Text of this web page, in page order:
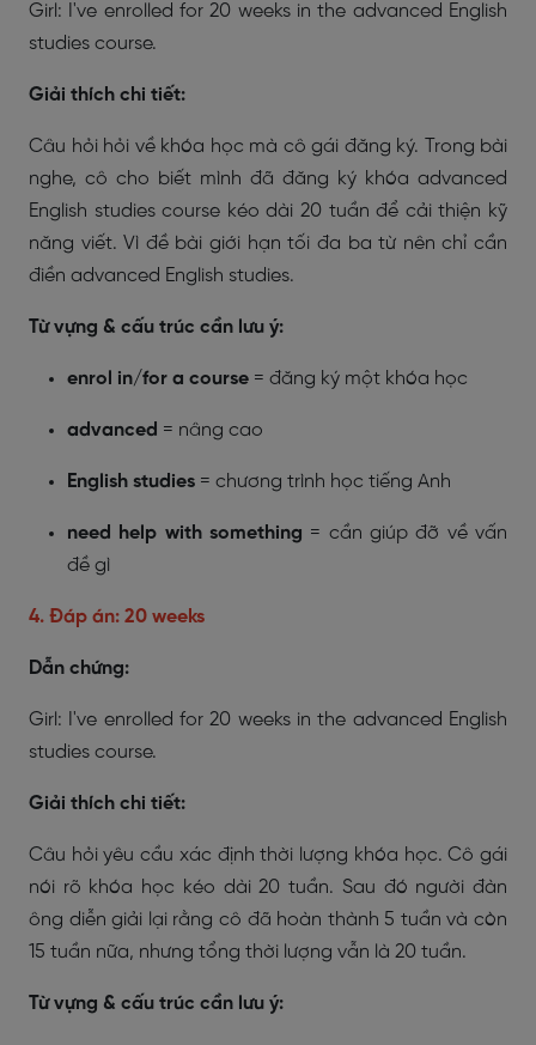
Girl: I've enrolled for 20 weeks in the advanced English
studies course.
Giải thích chi tiết:
Câu hỏi hỏi về khóa học mà cô gái đăng ký. Trong bài
nghe, cô cho biết mình đã đăng ký khóa advanced
English studies course kéo dài 20 tuần để cải thiện kỹ
năng viết. Vì đề bài giới hạn tối đa ba từ nên chỉ cần
điền advanced English studies.
Từ vựng & cấu trúc cần lưu ý:
enrol in/for a course = đăng ký một khóa học
advanced = nâng cao
English studies = chương trình học tiếng Anh
need help with something = cần giúp đỡ về vấn
đề gì
4. Đáp án: 20 weeks
Dẫn chứng:
Girl: I've enrolled for 20 weeks in the advanced English
studies course.
Giải thích chi tiết:
Câu hỏi yêu cầu xác định thời lượng khóa học. Cô gái
nói rõ khóa học kéo dài 20 tuần. Sau đó người đàn
ông diễn giải lại rằng cô đã hoàn thành 5 tuần và còn
15 tuần nữa, nhưng tổng thời lượng vẫn là 20 tuần.
Từ vựng & cấu trúc cần lưu ý: